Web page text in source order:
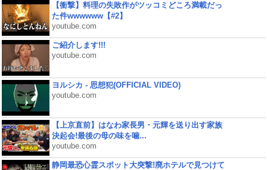
【衝撃】料理の失敗作がツッコミどころ満載だっ
た件wwwwww【#2】
youtube.com
ご紹介します!!!
youtube.com
ヨルシカ - 思想犯(OFFICIAL VIDEO)
youtube.com
【上京直前】はなわ家長男・元輝を送り出す家族
決起会!最後の母の味を噛...
youtube.com
静岡最恐心霊スポット大突撃!廃ホテルで見つけて